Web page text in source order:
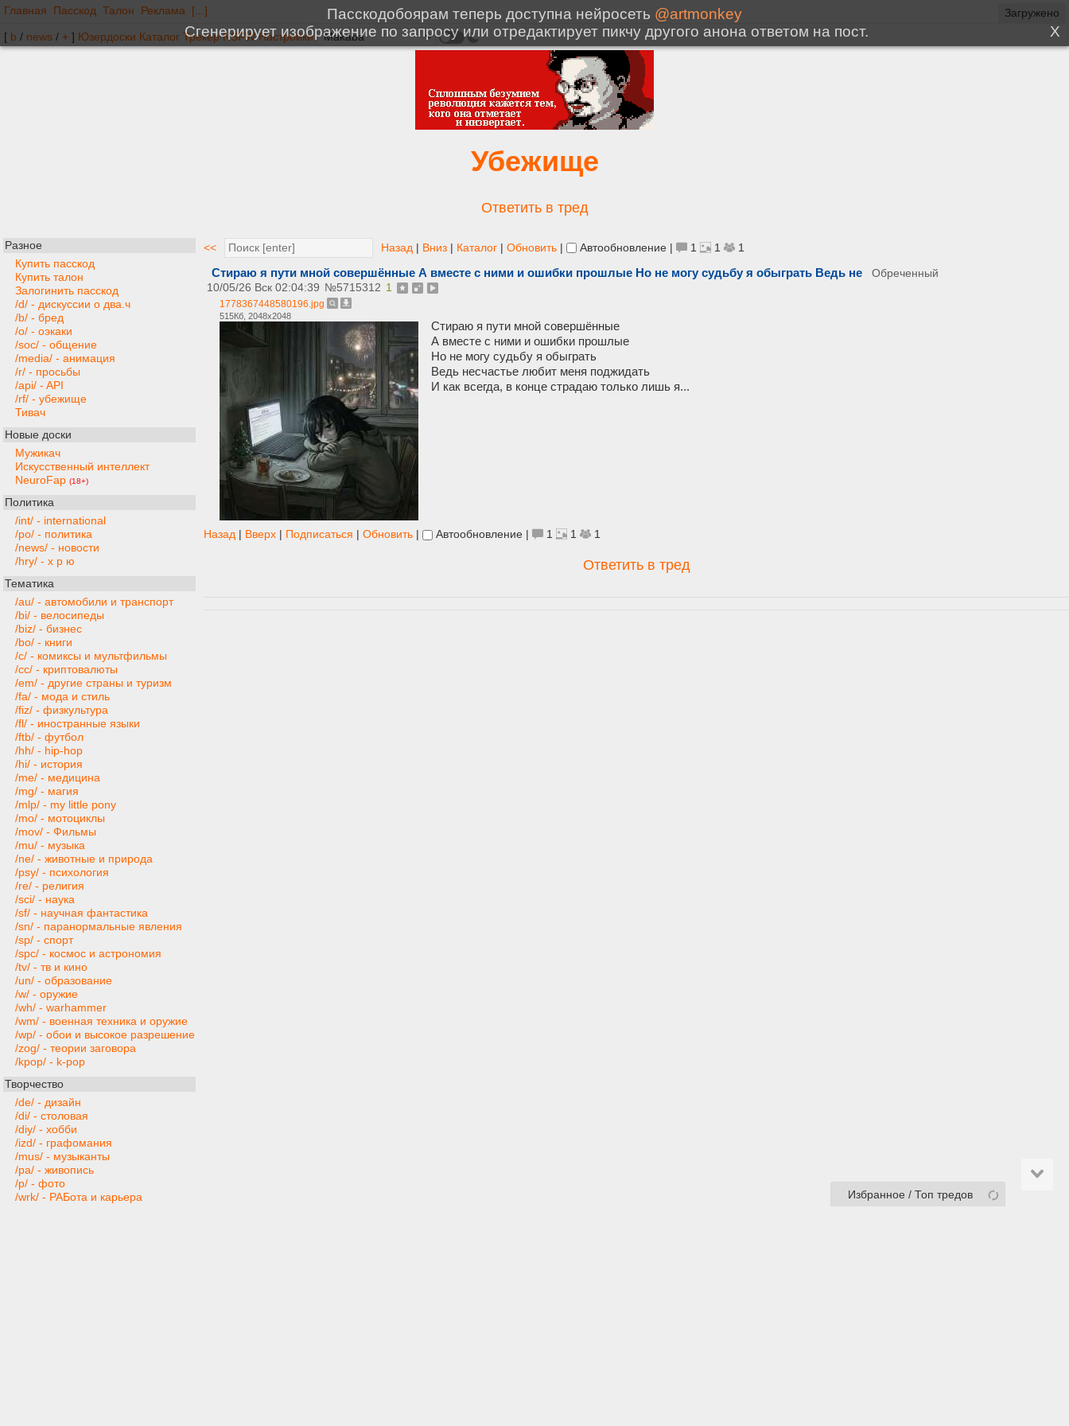
Главная Пасскод Талон Реклама [...]
[ b / news / + ] Юзердоски Каталог Трекер NSFW Настройки
Убежище
Ответить в тред
Разное
Купить пасскод
Купить талон
Залогинить пасскод
/d/ - дискуссии о два.ч
/b/ - бред
/o/ - оэкаки
/soc/ - общение
/media/ - анимация
/r/ - просьбы
/api/ - API
/rf/ - убежище
Тивач
Новые доски
Мужикач
Искусственный интеллект
NeuroFap (18+)
Политика
/int/ - international
/po/ - политика
/news/ - новости
/hry/ - х р ю
Тематика
/au/ - автомобили и транспорт
/bi/ - велосипеды
/biz/ - бизнес
/bo/ - книги
/c/ - комиксы и мультфильмы
/cc/ - криптовалюты
/em/ - другие страны и туризм
/fa/ - мода и стиль
/fiz/ - физкультура
/fl/ - иностранные языки
/ftb/ - футбол
/hh/ - hip-hop
/hi/ - история
/me/ - медицина
/mg/ - магия
/mlp/ - my little pony
/mo/ - мотоциклы
/mov/ - Фильмы
/mu/ - музыка
/ne/ - животные и природа
/psy/ - психология
/re/ - религия
/sci/ - наука
/sf/ - научная фантастика
/sn/ - паранормальные явления
/sp/ - спорт
/spc/ - космос и астрономия
/tv/ - тв и кино
/un/ - образование
/w/ - оружие
/wh/ - warhammer
/wm/ - военная техника и оружие
/wp/ - обои и высокое разрешение
/zog/ - теории заговора
/kpop/ - k-pop
Творчество
/de/ - дизайн
/di/ - столовая
/diy/ - хобби
/izd/ - графомания
/mus/ - музыканты
/pa/ - живопись
/p/ - фото
/wrk/ - РАБота и карьера
<< Назад | Вниз | Каталог | Обновить | Автообновление | 1 1 1
Стираю я пути мной совершённые А вместе с ними и ошибки прошлые Но не могу судьбу я обыграть Ведь не
Обреченный
10/05/26 Вск 02:04:39 №5715312 1
1778367448580196.jpg
515Кб, 2048x2048
Стираю я пути мной совершённые
А вместе с ними и ошибки прошлые
Но не могу судьбу я обыграть
Ведь несчастье любит меня поджидать
И как всегда, в конце страдаю только лишь я...
Загружено
Назад Вверх Подписаться Обновить Автообновление 1 1 1
Ответить в тред
Избранное / Топ тредов